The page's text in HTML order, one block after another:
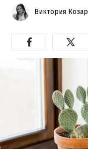
Виктория Козар